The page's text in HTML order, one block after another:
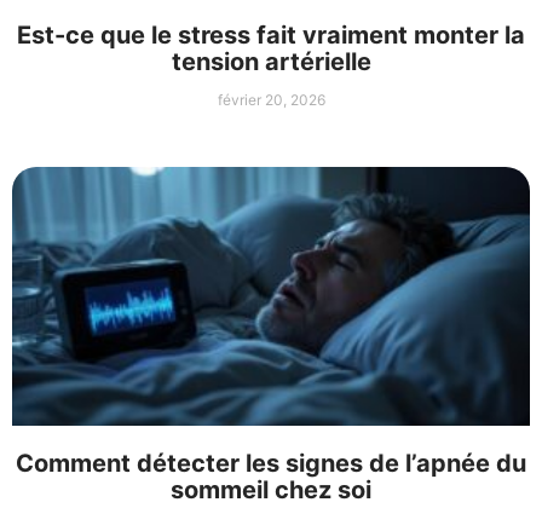
Est-ce que le stress fait vraiment monter la
tension artérielle
février 20, 2026
Comment détecter les signes de l’apnée du
sommeil chez soi